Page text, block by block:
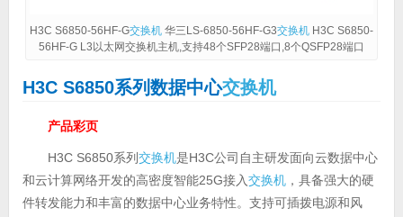
H3C S6850-56HF-G交换机华三LS-6850-56HF-G3交换机H3C S6850-
56HF-G L3以太网交换机主机,支持48个SFP28端口,8个QSFP28端口
H3C S6850系列数据中心交换机
产品彩页
H3C S6850系列交换机是H3C公司自主研发面向云数据中心
和云计算网络开发的高密度智能25G接入交换机，具备强大的硬
件转发能力和丰富的数据中心业务特性。支持可插拨电源和风